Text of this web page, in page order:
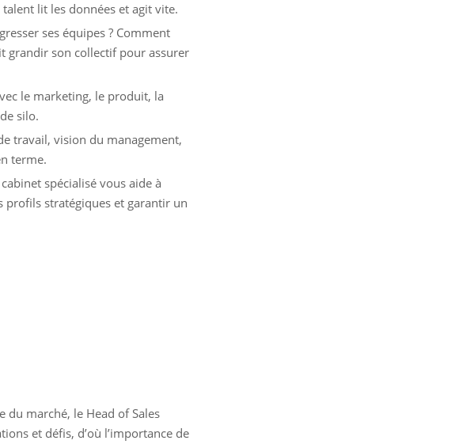
lit les données et agit vite.
ses équipes ? Comment
grandir son collectif pour assurer
le marketing, le produit, la
silo.
travail, vision du management,
terme.
spécialisé vous aide à
profils stratégiques et garantir un
du marché, le Head of Sales
et défis, d’où l’importance de